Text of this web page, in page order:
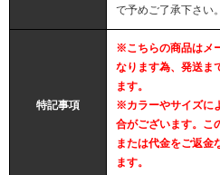
で予めご了承下さい。
特記事項
※こちらの商品はメ
なります為、発送ま
ます。
※カラーやサイズに
合がございます。こ
または代金をご返金
ます。